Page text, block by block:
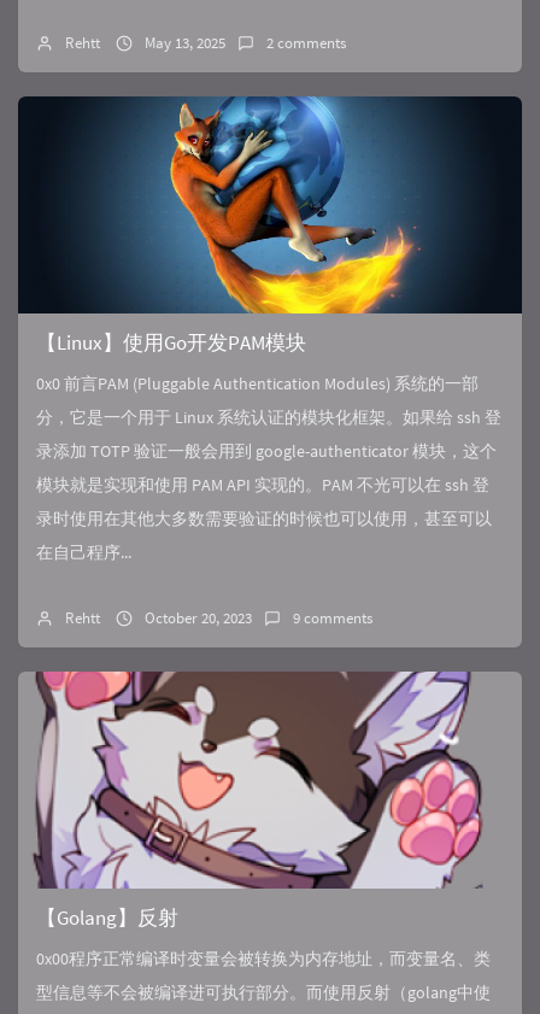
Rehtt May 13, 2025 2 comments
【Linux】使用Go开发PAM模块
0x0 前言PAM (Pluggable Authentication Modules) 系统的一部
分，它是一个用于 Linux 系统认证的模块化框架。如果给 ssh 登
录添加 TOTP 验证一般会用到 google-authenticator 模块，这个
模块就是实现和使用 PAM API 实现的。PAM 不光可以在 ssh 登
录时使用在其他大多数需要验证的时候也可以使用，甚至可以
在自己程序...
Rehtt October 20, 2023 9 comments
【Golang】反射
0x00程序正常编译时变量会被转换为内存地址，而变量名、类
型信息等不会被编译进可执行部分。而使用反射（golang中使